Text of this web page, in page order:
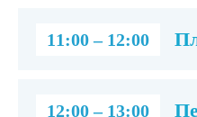
11:00 – 12:00
12:00 – 13:00